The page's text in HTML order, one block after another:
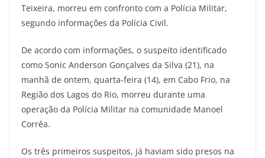
Teixeira, morreu em confronto com a Polícia Militar,
segundo informações da Polícia Civil.
De acordo com informações, o suspeito identificado
como Sonic Anderson Gonçalves da Silva (21), na
manhã de ontem, quarta-feira (14), em Cabo Frio, na
Região dos Lagos do Rio, morreu durante uma
operação da Polícia Militar na comunidade Manoel
Corrêa.
Os três primeiros suspeitos, já haviam sido presos na